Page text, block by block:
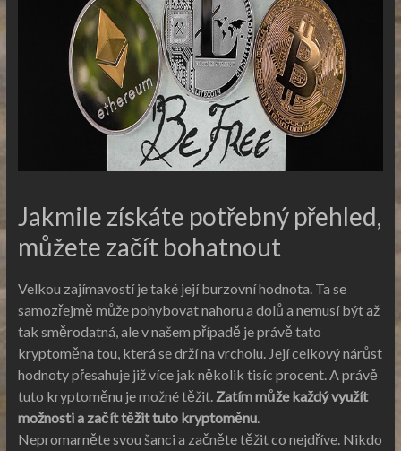
Jakmile získáte potřebný přehled,
můžete začít bohatnout
Velkou zajímavostí je také její burzovní hodnota. Ta se
samozřejmě může pohybovat nahoru a dolů a nemusí být až
tak směrodatná, ale v našem případě je právě tato
kryptoměna tou, která se drží na vrcholu. Její celkový nárůst
hodnoty přesahuje již více jak několik tisíc procent. A právě
tuto kryptoměnu je možné těžit. Zatím může každý využít
možnosti a začít těžit tuto kryptoměnu.
Nepromarněte svou šanci a začněte těžit co nejdříve. Nikdo